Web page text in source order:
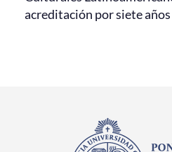
acreditación por siete años